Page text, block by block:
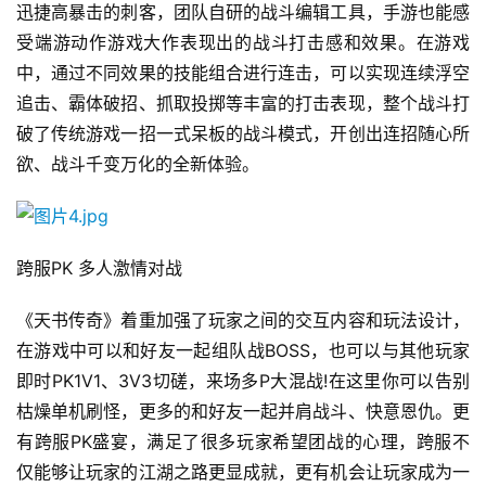
单
机
游
戏
休
游
0
2
5
第
十
三
届
迅捷高暴击的刺客，团队自研的战斗编辑工具，手游也能感
受端游动作游戏大作表现出的战斗打击感和效果。在游戏
中，通过不同效果的技能组合进行连击，可以实现连续浮空
追击、霸体破招、抓取投掷等丰富的打击表现，整个战斗打
破了传统游戏一招一式呆板的战斗模式，开创出连招随心所
欲、战斗千变万化的全新体验。
跨服PK 多人激情对战
《天书传奇》着重加强了玩家之间的交互内容和玩法设计，
在游戏中可以和好友一起组队战BOSS，也可以与其他玩家
即时PK1V1、3V3切磋，来场多P大混战!在这里你可以告别
枯燥单机刷怪，更多的和好友一起并肩战斗、快意恩仇。更
有跨服PK盛宴，满足了很多玩家希望团战的心理，跨服不
仅能够让玩家的江湖之路更显成就，更有机会让玩家成为一